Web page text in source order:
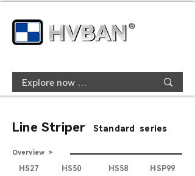
Line Striper Standard series
Overview >
HS27 HS50 HS58 HSP99